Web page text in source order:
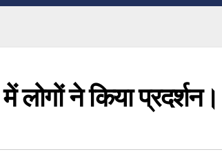
लोगों ने किया प्रदर्शन।